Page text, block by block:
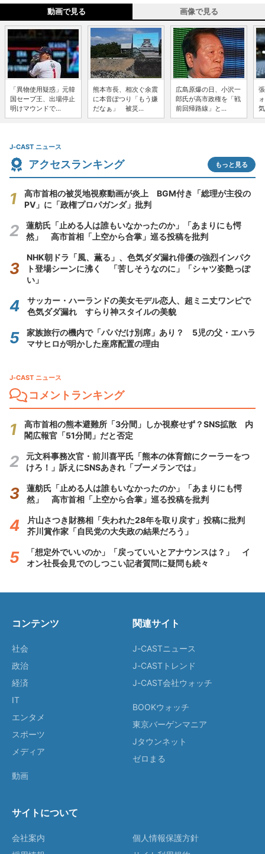
動画で見る 画像で見る
「異物使用疑惑」元韓
国セーブ王、出場停止
明けマウンドで...
熊本市長、相次ぐ余震
に本音ぽつり「もう嫌
だなぁ」 被災...
広島原爆の日、小沢一
郎氏が高市政権を「戦
前回帰路線」と...
J-CAST ニュース
アクセスランキング もっと見る
高市首相の被災地視察動画が炎上 BGM付き「総理が主役の
PV」に「政権プロパガンダ」批判
蓮舫氏「止める人は誰もいなかったのか」「あまりにも愕
然」 高市首相「上空から合掌」巡る投稿を批判
NHK朝ドラ「風、薫る」、色気ダダ漏れ俳優の強烈インパク
ト登場シーンに沸く 「苦しそうなのに」「シャツ姿艶っぽ
い」
サッカー・ハーランドの美女モデル恋人、超ミニ丈ワンピで
色気ダダ漏れ すらり神スタイルの美貌
家族旅行の機内で「パパだけ別席」あり？ 5児の父・エハラ
マサヒロが明かした座席配置の理由
J-CAST ニュース
コメントランキング
高市首相の熊本避難所「3分間」しか視察せず？SNS拡散 内
閣広報官「51分間」だと否定
元文科事務次官・前川喜平氏「熊本の体育館にクーラーをつ
けろ！」訴えにSNSあきれ「ブーメランでは」
蓮舫氏「止める人は誰もいなかったのか」「あまりにも愕
然」 高市首相「上空から合掌」巡る投稿を批判
片山さつき財務相「失われた28年を取り戻す」投稿に批判
芥川賞作家「自民党の大失政の結果だろう」
「想定外でいいのか」「戻っていいとアナウンスは？」 イ
オン社長会見でのしつこい記者質問に疑問も続々
コンテンツ
社会
政治
経済
IT
エンタメ
スポーツ
メディア
動画
関連サイト
J-CASTニュース
J-CASTトレンド
J-CAST会社ウォッチ
BOOKウォッチ
東京バーゲンマニア
Jタウンネット
ゼロまる
サイトについて
会社案内
個人情報保護方針